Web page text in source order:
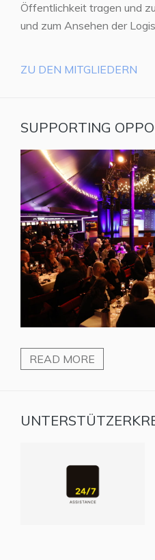
Öffentlichkeit tragen und
und zum Ansehen der
ZU DEN MITGLIEDERN
SUPPORTING
READ MORE